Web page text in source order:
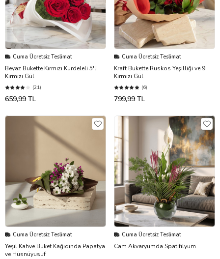
Cuma Ücretsiz Teslimat
Beyaz Bukette Kırmızı Kurdeleli 5'li
Kırmızı Gül
(21)
659,99 TL
Cuma Ücretsiz Teslimat
Kraft Bukette Ruskos Yeşilliği ve 9
Kırmızı Gül
(6)
799,99 TL
Cuma Ücretsiz Teslimat
Yeşil Kahve Buket Kağıdında Papatya
ve Hüsnüyusuf
Cuma Ücretsiz Teslimat
Cam Akvaryumda Spatifilyum